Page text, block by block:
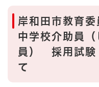
岸和田市教育
中学校介助員
員） 採用試験
て